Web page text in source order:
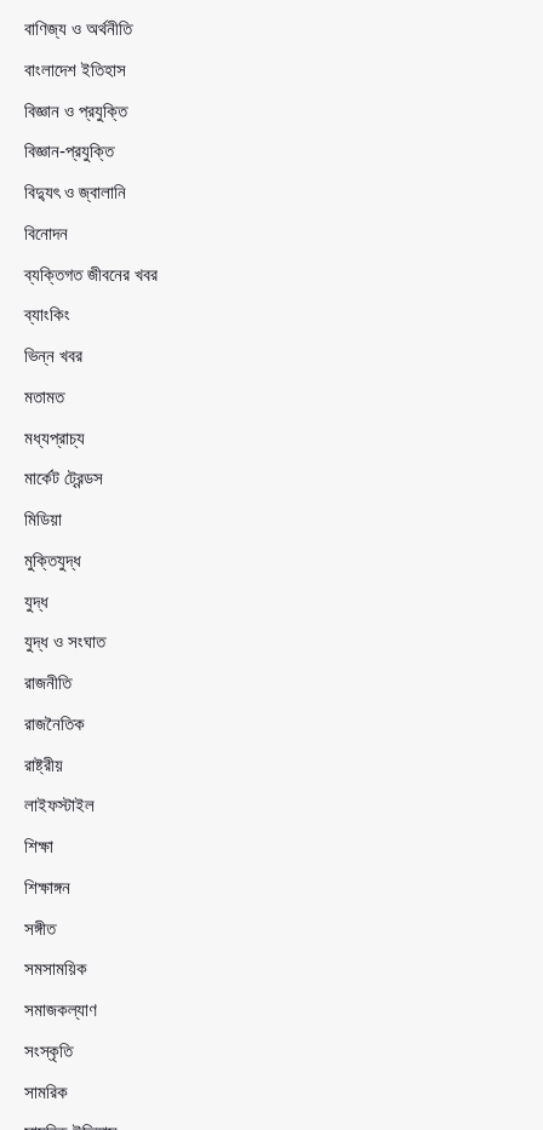
বাণিজ্য ও অর্থনীতি
বাংলাদেশ ইতিহাস
বিজ্ঞান ও প্রযুক্তি
বিজ্ঞান-প্রযুক্তি
বিদ্যুৎ ও জ্বালানি
বিনোদন
ব্যক্তিগত জীবনের খবর
ব্যাংকিং
ভিন্ন খবর
মতামত
মধ্যপ্রাচ্য
মার্কেট ট্রেন্ডস
মিডিয়া
মুক্তিযুদ্ধ
যুদ্ধ
যুদ্ধ ও সংঘাত
রাজনীতি
রাজনৈতিক
রাষ্ট্রীয়
লাইফস্টাইল
শিক্ষা
শিক্ষাঙ্গন
সঙ্গীত
সমসাময়িক
সমাজকল্যাণ
সংস্কৃতি
সামরিক